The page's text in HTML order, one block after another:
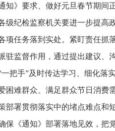
知》要求、做好元旦春节期间
级纪检监察机关要进一步提高
项任务落到实处。紧盯责任
驻监督作用，通过提出建议、
把手”及时传达学习、细化落
困难群众、满足群众节日消费
部署贯彻落实中的堵点难点和
保《通知》部署落地见效，把